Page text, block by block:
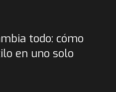
todo: cómo
en uno solo